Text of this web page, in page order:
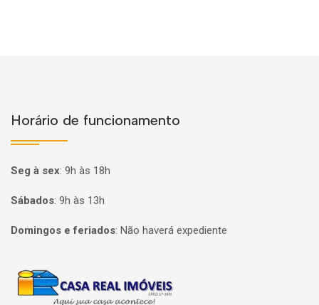
Horário de funcionamento
Seg à sex: 9h às 18h
Sábados: 9h às 13h
Domingos e feriados: Não haverá expediente
Página inicial